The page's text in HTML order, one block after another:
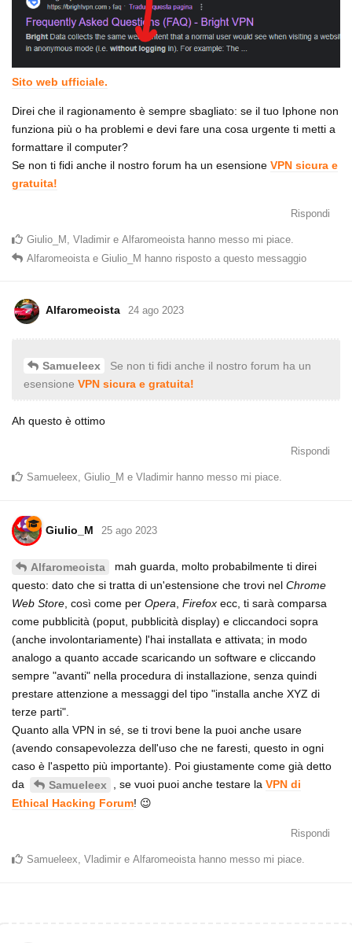
Sito web ufficiale.
Direi che il ragionamento è sempre sbagliato: se il tuo Iphone non
funziona più o ha problemi e devi fare una cosa urgente ti metti a
formattare il computer?
Se non ti fidi anche il nostro forum ha un esensione VPN sicura e
gratuita!
Rispondi
Giulio_M Vladimir e Alfaromeoista hanno messo mi piace
Alfaromeoista e Giulio_M hanno risposto a questo messaggio
Alfaromeoista 24 ago 2023
Samueleex
Se non ti fidi anche il nostro forum ha un
esensione VPN sicura e gratuita!
Ah questo è ottimo
Rispondi
Samueleex, Giulio_M e Vladimir hanno messo mi piace.
Giulio_M 25 ago 2023
Alfaromeoista
mah guarda, molto probabilmente ti direi
questo: dato che si tratta di un'estensione che trovi nel Chrome
Web Store , così come per Opera Firefox ecc, ti sarà comparsa
come pubblicità (poput, pubblicità display) e cliccandoci sopra
(anche involontariamente) l'hai installata e attivata; in modo
analogo a quanto accade scaricando un software e cliccando
sempre "avanti" nella procedura di installazione, senza quindi
prestare attenzione a messaggi del tipo "installa anche XYZ di
terze parti".
Quanto alla VPN in sé, se ti trovi bene la puoi anche usare
(avendo consapevolezza dell'uso che ne faresti, questo in ogni
caso è l'aspetto più importante). Poi giustamente come già detto
da
Samueleex , se vuoi puoi anche testare la VPN di
Ethical Hacking Forum! 😉
Rispondi
Samueleex Vladimir e Alfaromeoista hanno messo mi piace